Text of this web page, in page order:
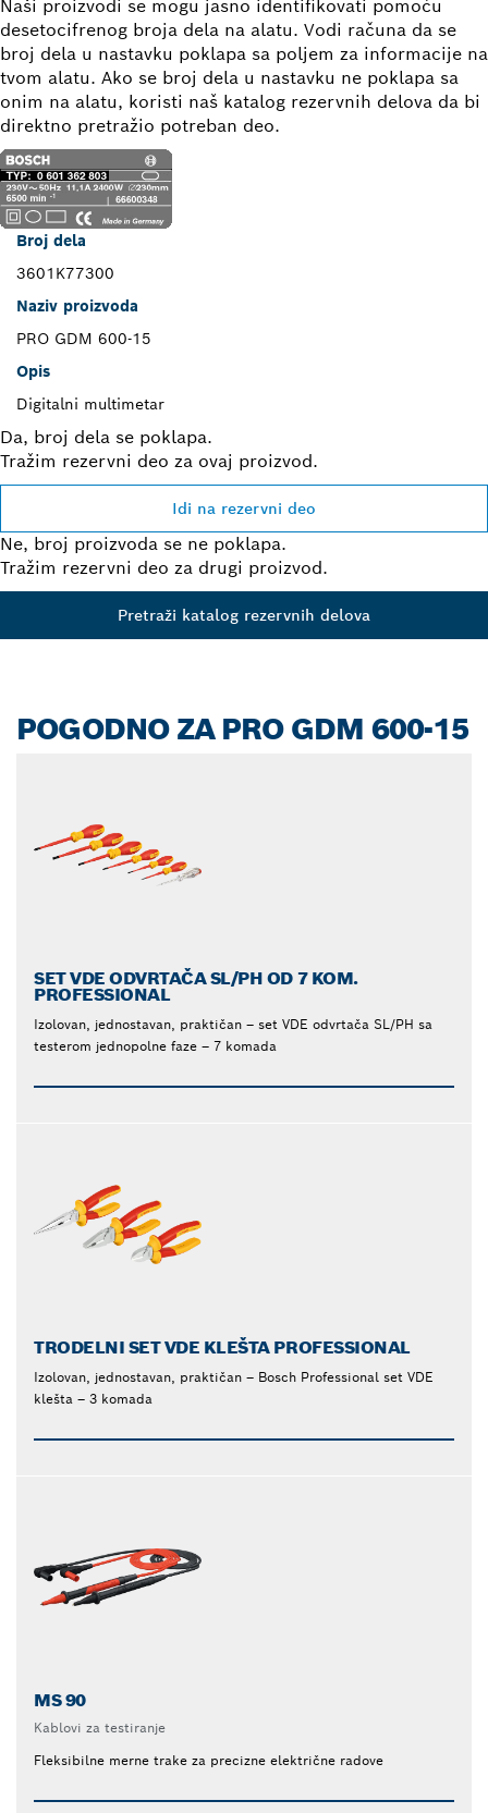
Naši proizvodi se mogu jasno identifikovati pomoću
desetocifrenog broja dela na alatu. Vodi računa da se
broj dela u nastavku poklapa sa poljem za informacije na
tvom alatu. Ako se broj dela u nastavku ne poklapa sa
onim na alatu, koristi naš katalog rezervnih delova da bi
direktno pretražio potreban deo.
Broj dela
3601K77300
Naziv proizvoda
PRO GDM 600-15
Opis
Digitalni multimetar
Da, broj dela se poklapa.
Tražim rezervni deo za ovaj proizvod.
Idi na rezervni deo
Ne, broj proizvoda se ne poklapa.
Tražim rezervni deo za drugi proizvod.
Pretraži katalog rezervnih delova
POGODNO ZA PRO GDM 600-15
SET VDE ODVRTAČA SL/PH OD 7 KOM.
PROFESSIONAL
Izolovan, jednostavan, praktičan – set VDE odvrtača SL/PH sa
testerom jednopolne faze – 7 komada
TRODELNI SET VDE KLEŠTA PROFESSIONAL
Izolovan, jednostavan, praktičan – Bosch Professional set VDE
klešta – 3 komada
MS 90
Kablovi za testiranje
Fleksibilne merne trake za precizne električne radove